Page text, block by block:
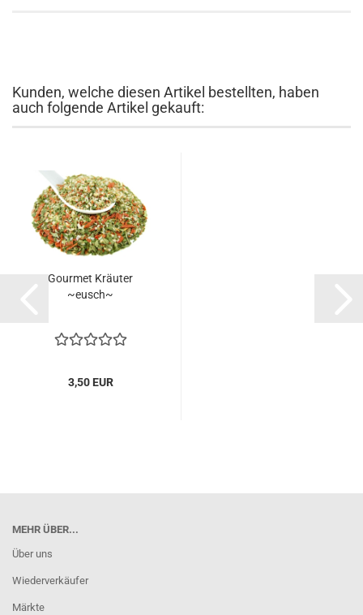
Kunden, welche diesen Artikel bestellten, haben
auch folgende Artikel gekauft:
Gourmet Kräuter
~eusch~
3,50 EUR
MEHR ÜBER...
Über uns
Wiederverkäufer
Märkte